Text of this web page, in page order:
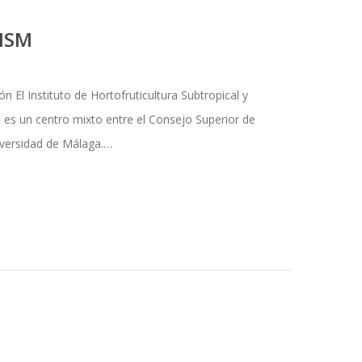
El Instituto de Hortofruticultura Subtropical y
un centro mixto entre el Consejo Superior de
de Málaga.…